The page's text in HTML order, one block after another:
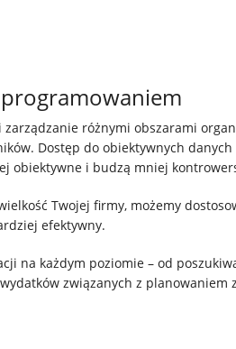
różnymi obszarami
Dostęp do obiektywnych danych
obiektywne i budzą mniej
Twojej firmy, możemy
efektywny.
na każdym poziomie – od
wydatków związanych z